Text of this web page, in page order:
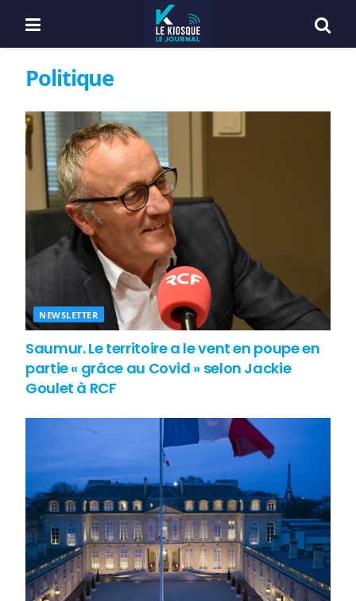
Politique
NEWSLETTER
Saumur. Le territoire a le vent en poupe en
partie « grâce au Covid » selon Jackie
Goulet à RCF